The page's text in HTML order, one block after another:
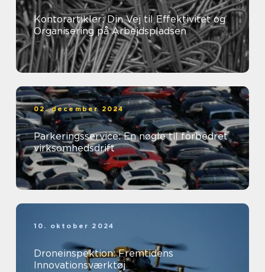
Kontorartikler: Din Vej til Effektivitet og
Organisering på Arbejdspladsen
02. december 2024
Parkeringsservice: En nøgle til forbedret
virksomhedsdrift
10. oktober 2024
Droneinspektion: Fremtidens
Innovationsværktøj